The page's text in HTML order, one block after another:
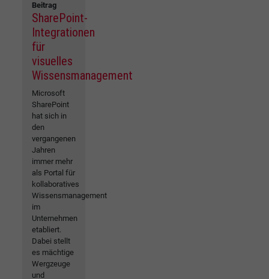
Beitrag
SharePoint-
Integrationen
für
visuelles
Wissensmanagement
Microsoft
SharePoint
hat sich in
den
vergangenen
Jahren
immer mehr
als Portal für
kollaboratives
Wissensmanagement
im
Unternehmen
etabliert.
Dabei stellt
es mächtige
Wergzeuge
und